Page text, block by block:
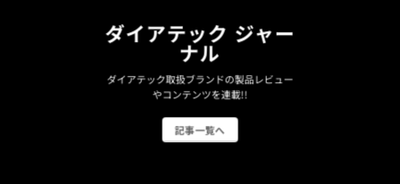
ダイアテック ジャー
ナル
ダイアテック取扱ブランドの製品レビュー
やコンテンツを連載!!
記事一覧へ